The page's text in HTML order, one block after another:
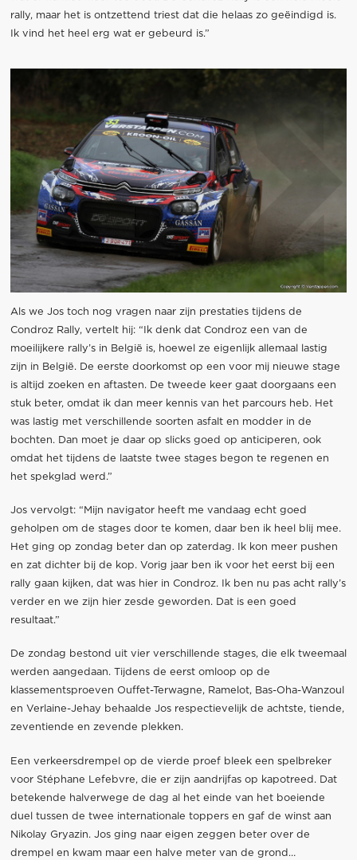
rally, maar het is ontzettend triest dat die helaas zo geëindigd is.
Ik vind het heel erg wat er gebeurd is.”
Als we Jos toch nog vragen naar zijn prestaties tijdens de
Condroz Rally, vertelt hij: “Ik denk dat Condroz een van de
moeilijkere rally’s in België is, hoewel ze eigenlijk allemaal lastig
zijn in België. De eerste doorkomst op een voor mij nieuwe stage
is altijd zoeken en aftasten. De tweede keer gaat doorgaans een
stuk beter, omdat ik dan meer kennis van het parcours heb. Het
was lastig met verschillende soorten asfalt en modder in de
bochten. Dan moet je daar op slicks goed op anticiperen, ook
omdat het tijdens de laatste twee stages begon te regenen en
het spekglad werd.”
Jos vervolgt: “Mijn navigator heeft me vandaag echt goed
geholpen om de stages door te komen, daar ben ik heel blij mee.
Het ging op zondag beter dan op zaterdag. Ik kon meer pushen
en zat dichter bij de kop. Vorig jaar ben ik voor het eerst bij een
rally gaan kijken, dat was hier in Condroz. Ik ben nu pas acht rally’s
verder en we zijn hier zesde geworden. Dat is een goed
resultaat.”
De zondag bestond uit vier verschillende stages, die elk tweemaal
werden aangedaan. Tijdens de eerst omloop op de
klassementsproeven Ouffet-Terwagne, Ramelot, Bas-Oha-Wanzoul
en Verlaine-Jehay behaalde Jos respectievelijk de achtste, tiende,
zeventiende en zevende plekken.
Een verkeersdrempel op de vierde proef bleek een spelbreker
voor Stéphane Lefebvre, die er zijn aandrijfas op kapotreed. Dat
betekende halverwege de dag al het einde van het boeiende
duel tussen de twee internationale toppers en gaf de winst aan
Nikolay Gryazin. Jos ging naar eigen zeggen beter over de
drempel en kwam maar een halve meter van de grond…